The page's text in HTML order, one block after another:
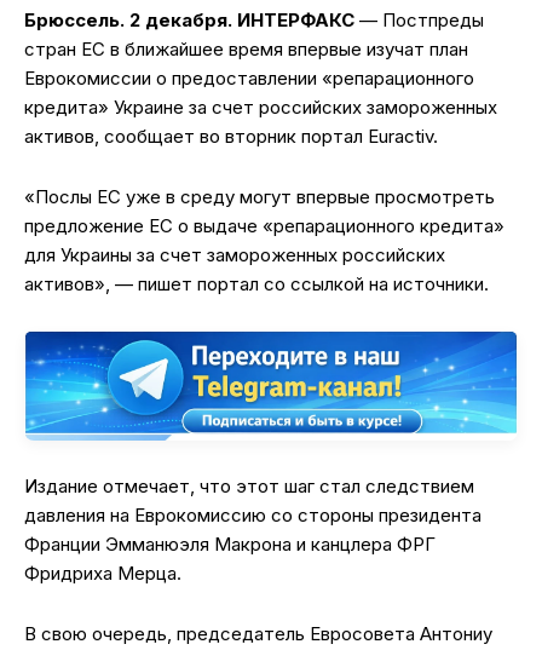
Брюссель. 2 декабря. ИНТЕРФАКС — Постпреды
стран ЕС в ближайшее время впервые изучат план
Еврокомиссии о предоставлении «репарационного
кредита» Украине за счет российских замороженных
активов, сообщает во вторник портал Euractiv.
«Послы ЕС уже в среду могут впервые просмотреть
предложение ЕС о выдаче «репарационного кредита»
для Украины за счет замороженных российских
активов», — пишет портал со ссылкой на источники.
Издание отмечает, что этот шаг стал следствием
давления на Еврокомиссию со стороны президента
Франции Эмманюэля Макрона и канцлера ФРГ
Фридриха Мерца.
В свою очередь, председатель Евросовета Антониу